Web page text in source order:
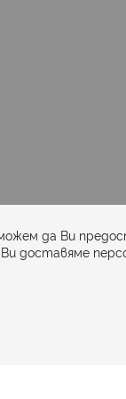
да Ви
доставяме